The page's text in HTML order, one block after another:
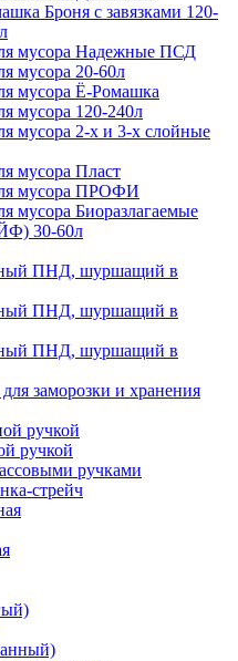
Броня с завязками 120-
мусора Надежные ПСД
мусора 20-60л
мусора Ё-Ромашка
мусора 120-240л
мусора 2-х и 3-х слойные
мусора Пласт
мусора ПРОФИ
мусора Биоразлагаемые
30-60л
ПНД, шуршащий в
ПНД, шуршащий в
ПНД, шуршащий в
заморозки и хранения
ручкой
ручкой
ручками
стрейч